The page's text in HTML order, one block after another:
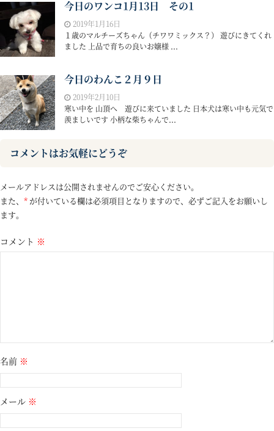
今日のワンコ1月13日 その1
2019年1月16日
１歳のマルチーズちゃん（チワワミックス？） 遊びにきてくれ
ました 上品で育ちの良いお嬢様 ...
今日のわんこ２月９日
2019年2月10日
寒い中を 山頂へ 遊びに来ていました 日本犬は寒い中も元気で
羨ましいです 小柄な柴ちゃんで...
コメントはお気軽にどうぞ
メールアドレスは公開されませんのでご安心ください。
また、 * が付いている欄は必須項目となりますので、必ずご記入をお願いし
ます。
コメント ※
名前 ※
メール ※